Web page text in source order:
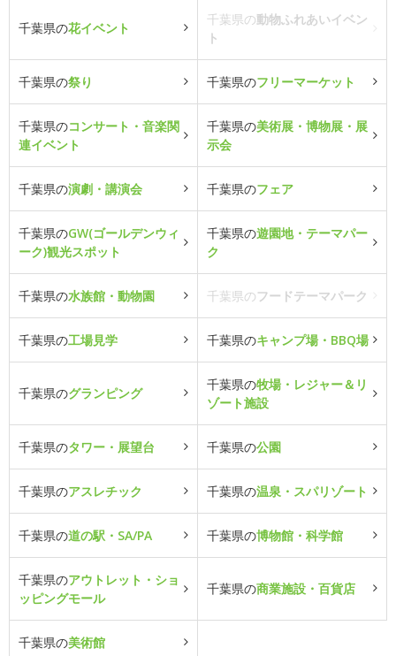
千葉県の花イベント
千葉県の動物ふれあいイベン
ト
千葉県の祭り 千葉県のフリーマーケット
千葉県のコンサート・音楽関
連イベント
千葉県の美術展・博物展・展
示会
千葉県の演劇・講演会 千葉県のフェア
千葉県のGW(ゴールデンウィ
ーク)観光スポット
千葉県の遊園地・テーマパー
ク
千葉県の水族館・動物園 千葉県のフードテーマパーク
千葉県の工場見学 千葉県のキャンプ場・BBQ場
千葉県のグランピング
千葉県の牧場・レジャー＆リ
ゾート施設
千葉県のタワー・展望台 千葉県の公園
千葉県のアスレチック 千葉県の温泉・スパリゾート
千葉県の道の駅・SA/PA 千葉県の博物館・科学館
千葉県のアウトレット・ショ
ッピングモール
千葉県の商業施設・百貨店
千葉県の美術館